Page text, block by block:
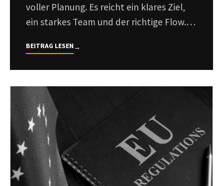
voller Planung. Es reicht ein klares Ziel,
ein starkes Team und der richtige Flow.
BITUTEC. Von der...
BEITRAG LESEN→